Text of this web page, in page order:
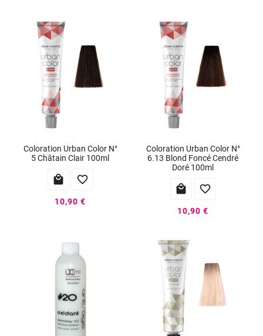
Coloration Urban Color N°
5 Châtain Clair 100ml
 
10,90 €
Coloration Urban Color N°
6.13 Blond Foncé Cendré
Doré 100ml
 
10,90 €